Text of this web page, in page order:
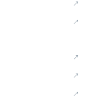
↗
↗
↗
↗
↗